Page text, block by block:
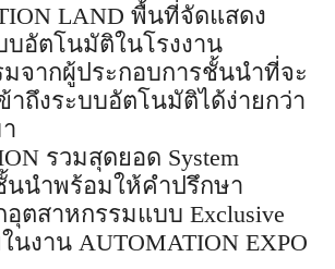
LAND พื้นที่จัดแสดง
อัตโนมัติในโรงงาน
จากผู้ประกอบการชั้นนำที่จะ
ถึงระบบอัตโนมัติได้ง่ายกว่า
รวมสุดยอด System
นนำพร้อมให้คำปรึกษา
ตสาหกรรมแบบ Exclusive
นงาน AUTOMATION EXPO